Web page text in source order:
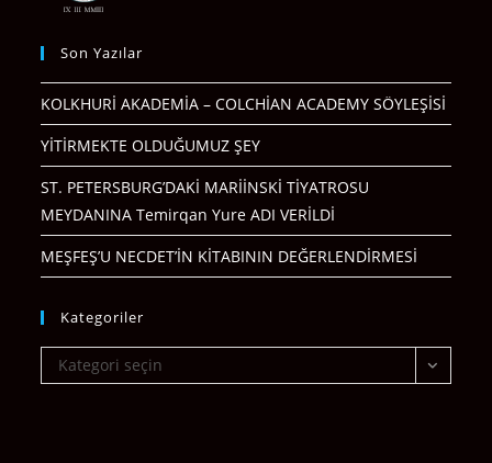
Son Yazılar
KOLKHURİ AKADEMİA – COLCHİAN ACADEMY SÖYLEŞİSİ
YİTİRMEKTE OLDUĞUMUZ ŞEY
ST. PETERSBURG’DAKİ MARİİNSKİ TİYATROSU
MEYDANINA Temirqan Yure ADI VERİLDİ
MEŞFEŞ’U NECDET’İN KİTABININ DEĞERLENDİRMESİ
Kategoriler
Kategoriler
Kategori seçin